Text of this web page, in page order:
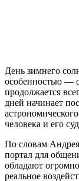
День зимнего
особенностью —
продолжается
дней начинает
человека и его
По словам Андрея
портал для
обладают
реальное